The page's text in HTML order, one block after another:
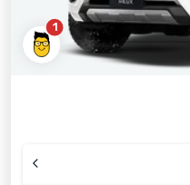
1